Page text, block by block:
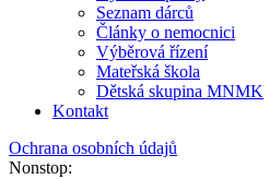
Seznam dárců
Články o nemocnici
Výběrová řízení
Mateřská škola
Dětská skupina MNMK
Kontakt
Ochrana osobních údajů
Nonstop: